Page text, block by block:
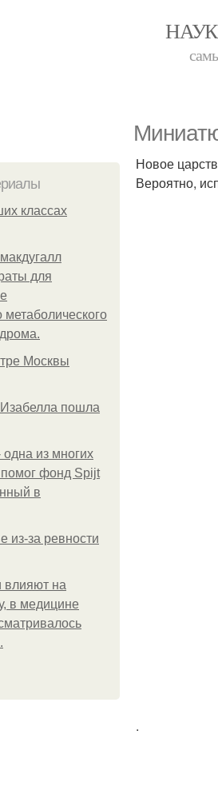
классах
для
метаболического
Москвы
пошла
из многих
фонд Spijt
в
из-за ревности
влияют на
в медицине
Новое
Вероятно,
.